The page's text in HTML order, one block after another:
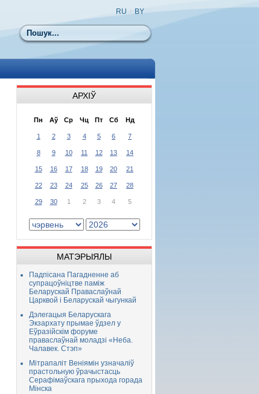
Пошук
RU BY
АРХІЎ
Пн Аў Ср Чц Пт Сб Нд
1 2 3 4 5 6 7
8 9 10 11 12 13 14
15 16 17 18 19 20 21
22 23 24 25 26 27 28
29 30 1 2 3 4 5
МАТЭРЫЯЛЫ
Падпісана Пагадненне аб
супрацоўніцтве паміж
Беларускай Праваслаўнай
Царквой і Беларускай чыгункай
Дэлегацыя Беларускага
Экзархату прымае ўдзел у
Еўразійскім форуме
праваслаўнай моладзі «Неба.
Чалавек. Стэп»
Мітрапаліт Веніямін узначаліў
прастольную ўрачыстасць
Серафімаўскага прыхода горада
Мінска